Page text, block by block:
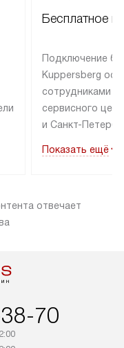
Бесплатное
Подключение
Kuppersberg
сотрудниками
сервисного
и Санкт-
подключается к
за пределы
от категории
Показать ещё
отвечает
70